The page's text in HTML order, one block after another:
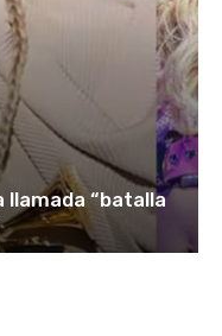
llamada “batalla